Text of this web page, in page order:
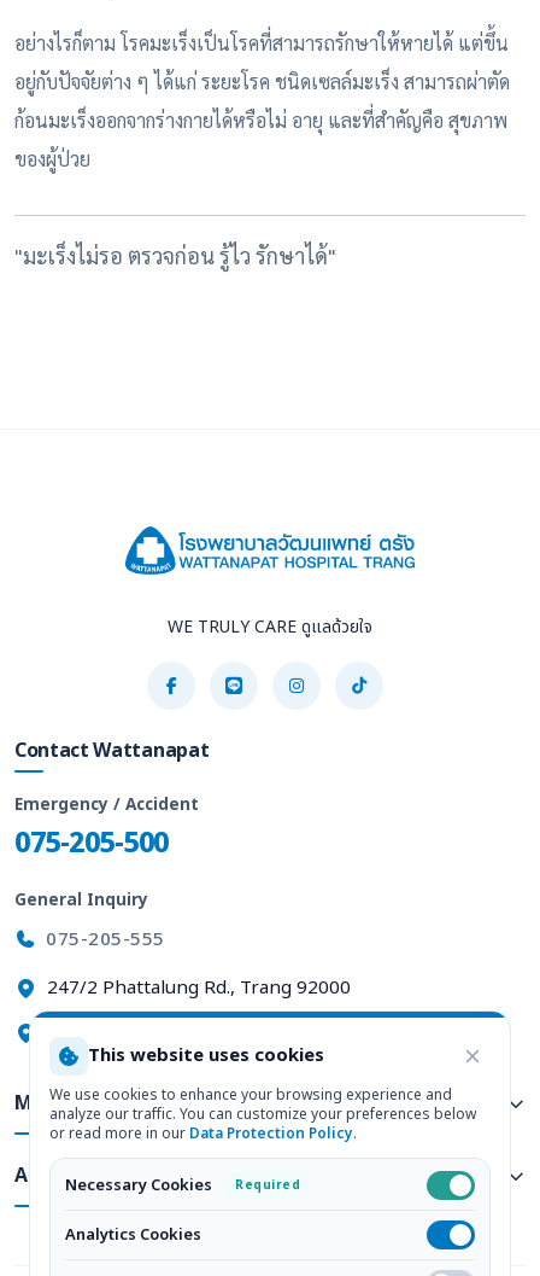
อย่างไรก็ตาม โรคมะเร็งเป็นโรคที่สามารถรักษาให้หายได้ แต่ขึ้น
อยู่กับปัจจัยต่าง ๆ ได้แก่ ระยะโรค ชนิดเซลล์มะเร็ง สามารถผ่าตัด
ก้อนมะเร็งออกจากร่างกายได้หรือไม่ อายุ และที่สำคัญคือ สุขภาพ
ของผู้ป่วย
"มะเร็งไม่รอ ตรวจก่อน รู้ไว รักษาได้"
WE TRULY CARE ดูแลด้วยใจ
Contact Wattanapat
Emergency / Accident
075-205-500
General Inquiry
075-205-555
247/2 Phattalung Rd., Trang 92000
View on Google Maps
Medical Services
About Us
This website uses cookies
We use cookies to enhance your browsing experience and
analyze our traffic. You can customize your preferences below
or read more in our Data Protection Policy.
Necessary Cookies Required
Analytics Cookies